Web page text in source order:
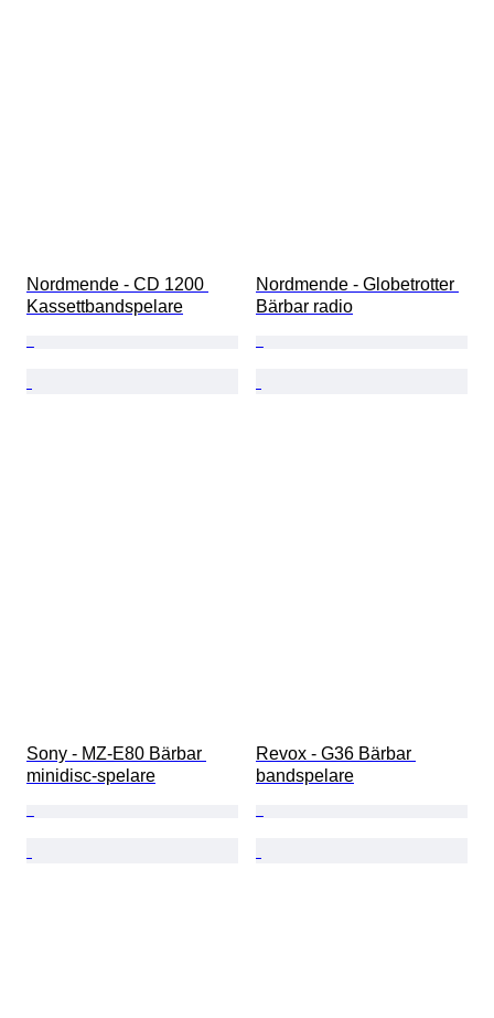
Nordmende - CD 1200
Kassettbandspelare
Nordmende - Globetrotter
Bärbar radio
Sony - MZ-E80 Bärbar
minidisc-spelare
Revox - G36 Bärbar
bandspelare